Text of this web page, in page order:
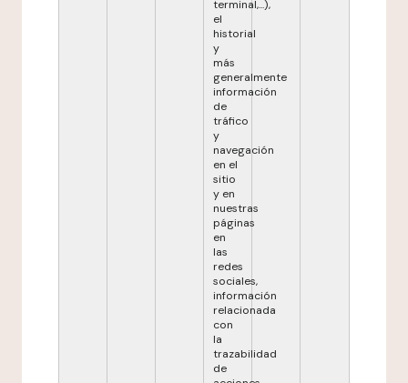
terminal,...),
el
historial
y
más
generalmente
información
de
tráfico
y
navegación
en el
sitio
y en
nuestras
páginas
en
las
redes
sociales,
información
relacionada
con
la
trazabilidad
de